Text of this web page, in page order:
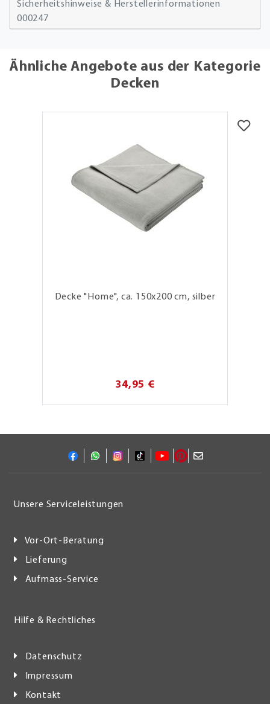
Sicherheitshinweise & Herstellerinformationen
000247
Ähnliche Angebote aus der Kategorie
Decken
Decke "Home", ca. 150x200 cm, silber
34,95 €
Unsere Serviceleistungen
Vor-Ort-Beratung
Lieferung
Aufmass-Service
Hilfe & Rechtliches
Datenschutz
Impressum
Kontakt